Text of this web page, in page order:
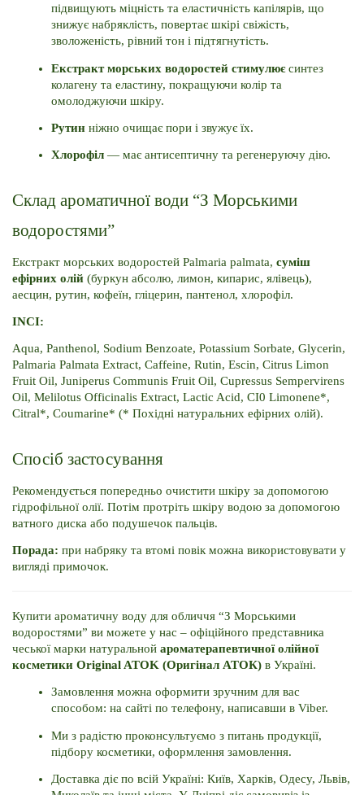
підвищують міцність та еластичність капілярів, що
знижує набряклість, повертає шкірі свіжість,
зволоженість, рівний тон і підтягнутість.
Екстракт морських водоростей стимулює синтез
колагену та еластину, покращуючи колір та
омолоджуючи шкіру.
Рутин ніжно очищає пори і звужує їх.
Хлорофіл — має антисептичну та регенеруючу дію.
Склад ароматичної води “З Морськими
водоростями”
Екстракт морських водоростей Palmaria palmata, суміш
ефірних олій (буркун абсолю, лимон, кипарис, ялівець),
аесцин, рутин, кофеїн, гліцерин, пантенол, хлорофіл.
INCI:
Aqua, Panthenol, Sodium Benzoate, Potassium Sorbate, Glycerin,
Palmaria Palmata Extract, Caffeine, Rutin, Escin, Citrus Limon
Fruit Oil, Juniperus Communis Fruit Oil, Cupressus Sempervirens
Oil, Melilotus Officinalis Extract, Lactic Acid, CI0 Limonene*,
Citral*, Coumarine* (* Похідні натуральних ефірних олій).
Спосіб застосування
Рекомендується попередньо очистити шкіру за допомогою
гідрофільної олії. Потім протріть шкіру водою за допомогою
ватного диска або подушечок пальців.
Порада: при набряку та втомі повік можна використовувати у
вигляді примочок.
Купити ароматичну воду для обличчя “З Морськими
водоростями” ви можете у нас – офіційного представника
чеської марки натуральной ароматерапевтичної олійної
косметики Original ATOK (Оригінал АТОК) в Україні.
Замовлення можна оформити зручним для вас
способом: на сайті по телефону, написавши в Viber.
Ми з радістю проконсультуємо з питань продукції,
підбору косметики, оформлення замовлення.
Доставка діє по всій Україні: Київ, Харків, Одесу, Львів,